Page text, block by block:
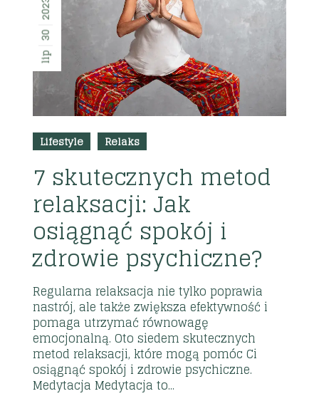
lip
30
2023
Lifestyle Relaks
7 skutecznych metod
relaksacji: Jak
osiągnąć spokój i
zdrowie psychiczne?
Regularna relaksacja nie tylko poprawia
nastrój, ale także zwiększa efektywność i
pomaga utrzymać równowagę
emocjonalną. Oto siedem skutecznych
metod relaksacji, które mogą pomóc Ci
osiągnąć spokój i zdrowie psychiczne.
Medytacja Medytacja to...